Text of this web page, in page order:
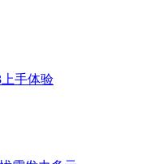
手体验